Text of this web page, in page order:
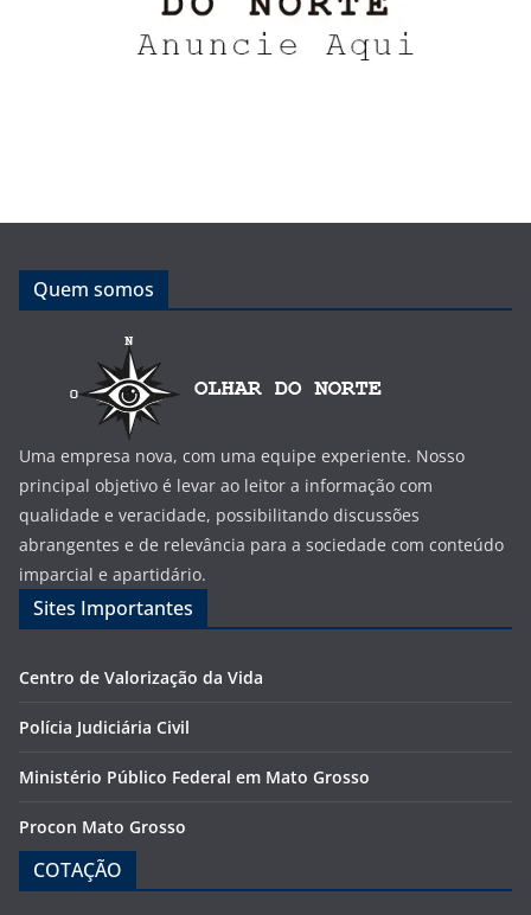
Quem somos
Uma empresa nova, com uma equipe experiente. Nosso
principal objetivo é levar ao leitor a informação com
qualidade e veracidade, possibilitando discussões
abrangentes e de relevância para a sociedade com conteúdo
imparcial e apartidário.
Sites Importantes
Centro de Valorização da Vida
Polícia Judiciária Civil
Ministério Público Federal em Mato Grosso
Procon Mato Grosso
COTAÇÃO